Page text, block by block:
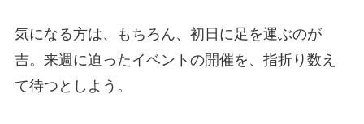
気になる方は、もちろん、初日に足を運ぶのが
吉。来週に迫ったイベントの開催を、指折り数え
て待つとしよう。